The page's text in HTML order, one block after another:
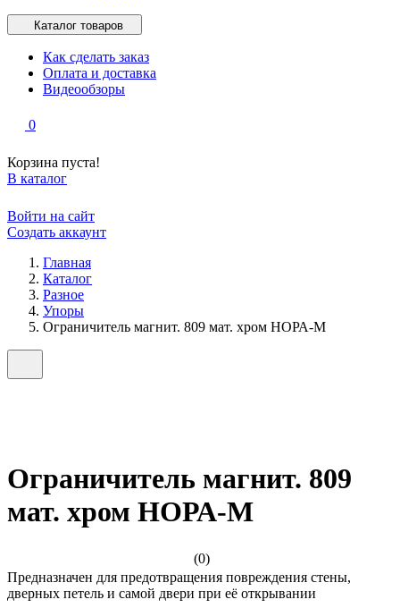
Каталог товаров
Как сделать заказ
Оплата и доставка
Видеообзоры
0
Корзина пуста!
В каталог
Войти на сайт
Создать аккаунт
Главная
Каталог
Разное
Упоры
Ограничитель магнит. 809 мат. хром НОРА-М
Ограничитель магнит. 809
мат. хром НОРА-М
(0)
Предназначен для предотвращения повреждения стены,
дверных петель и самой двери при её открывании